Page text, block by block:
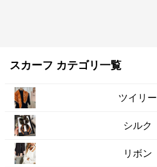
スカーフ カテゴリ一覧
ツイリー
シルク
リボン